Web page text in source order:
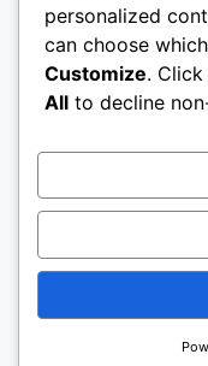
personalized
can choose
Customize. Click
All to decline